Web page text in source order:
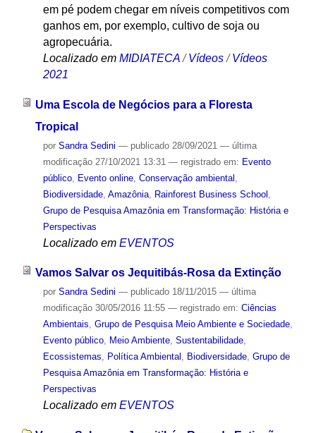
em pé podem chegar em níveis competitivos com
ganhos em, por exemplo, cultivo de soja ou
agropecuária.
Localizado em MIDIATECA /Vídeos /Vídeos
2021
Uma Escola de Negócios para a Floresta
Tropical
por Sandra Sedini — publicado28/09/2021 — última
modificação27/10/2021 13:31 — registrado em: Evento
público, Evento online, Conservação ambiental
Biodiversidade, Amazônia, Rainforest Business School
Grupo de Pesquisa Amazônia em Transformação: História e
Perspectivas
Localizado em EVENTOS
Vamos Salvar os Jequitibás-Rosa da Extinção
por Sandra Sedini — publicado18/11/2015 — última
modificação30/05/2016 11:55 — registrado em: Ciências
Ambientais, Grupo de Pesquisa Meio Ambiente e Sociedade,
Evento público, Meio Ambiente, Sustentabilidade,
Ecossistemas, Política Ambiental , Biodiversidade, Grupo de
Pesquisa Amazônia em Transformação: História e
Perspectivas
Localizado em EVENTOS